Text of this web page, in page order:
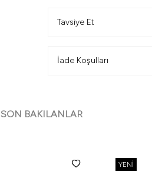
İsimlik Alanı
Gümüş Rengi Kartvizitlik
Tavsiye Et
İade Koşulları
SON BAKILANLAR
YENI